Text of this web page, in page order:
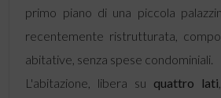
primo piano di una piccola
recentemente ristrutturata,
abitative, senza spese condominiali.
L'abitazione, libera su quattro lati